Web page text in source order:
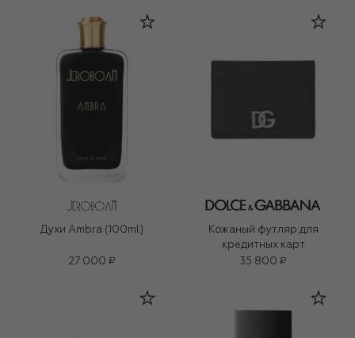
Духи Ambra (100ml)
27 000 ₽
Кожаный футляр для
кредитных карт
35 800 ₽